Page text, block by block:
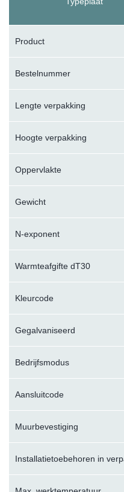
Product
Bestelnummer
Lengte verpakking
Hoogte verpakking
Oppervlakte
Gewicht
N-exponent
Warmteafgifte dT30
Kleurcode
Gegalvaniseerd
Bedrijfsmodus
Aansluitcode
Muurbevestiging
Installatietoebehoren in